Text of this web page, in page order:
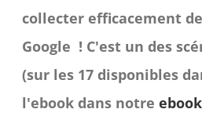
collecter efficacement
Google ! C'est un des
(sur les 17 disponibles
l'ebook dans notreebook